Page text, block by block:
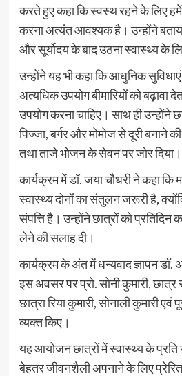
करते हुए कहा कि स्वस्थ रहने के लिए
करना अत्यंत आवश्यक है। उन्होंने
और सूर्योदय के बाद उठना स्वास्थ्य के
उन्होंने यह भी कहा कि आधुनिक
अत्यधिक उपयोग बीमारियों को बढ़ावा
उपयोग करना चाहिए। साथ ही उन्होंने
पिज्जा, बर्गर और मोमोज से दूरी बनाने
तथा ताजे भोजन के सेवन पर जोर दिया।
कार्यक्रम में डॉ. जया चौधरी ने कहा कि
स्वास्थ्य दोनों का संतुलन जरूरी है,
संपत्ति है। उन्होंने छात्रों को
लेने की सलाह दी।
कार्यक्रम के अंत में धन्यवाद ज्ञापन डॉ.
इस अवसर पर प्रो. सोनी कुमारी,
छात्रा रिया कुमारी, सोनाली कुमारी
व्यक्त किए।
यह आयोजन छात्रों में स्वास्थ्य के
बेहतर जीवनशैली अपनाने के लिए